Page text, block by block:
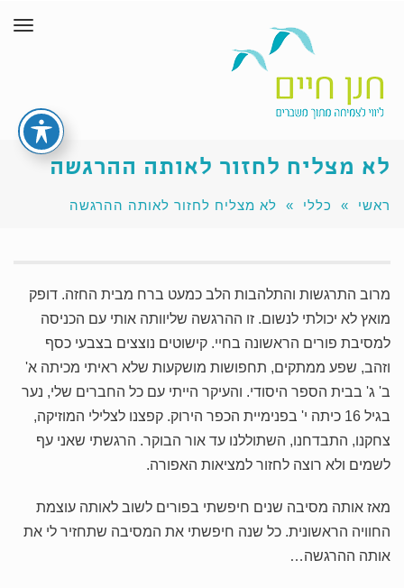
לא מצליח לחזור לאותה ההרגשה
ראשי » כללי » לא מצליח לחזור לאותה ההרגשה
מרוב התרגשות והתלהבות הלב כמעט ברח מבית החזה. דופק
מואץ לא יכולתי לנשום. זו ההרגשה שליוותה אותי עם הכניסה
למסיבת פורים הראשונה בחיי. קישוטים נוצצים בצבעי כסף
וזהב, שפע ממתקים, תחפושות מושקעות שלא ראיתי מכיתה א'
ב' ג' בבית הספר היסודי. והעיקר הייתי עם כל החברים שלי, נער
בגיל 16 כיתה י' בפנימיית הכפר הירוק. קפצנו לצלילי המוזיקה,
צחקנו, התבדחנו, השתוללנו עד אור הבוקר. הרגשתי שאני עף
לשמים ולא רוצה לחזור למציאות האפורה.
מאז אותה מסיבה שנים חיפשתי בפורים לשוב לאותה עוצמת
החוויה הראשונית. כל שנה חיפשתי את המסיבה שתחזיר לי את
אותה ההרגשה…